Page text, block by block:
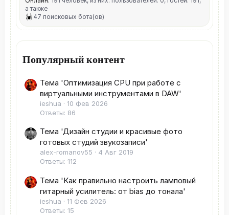
а также
47 поисковых бота(ов)
Популярный контент
Тема 'Оптимизация CPU при работе с
виртуальными инструментами в DAW'
ieshua
10 Фев 2026
Ответы: 86
Тема 'Дизайн студии и красивые фото
готовых студий звукозаписи'
alex-romanov55
4 Авг 2019
Ответы: 112
Тема 'Как правильно настроить ламповый
гитарный усилитель: от bias до тонала'
ieshua
11 Фев 2026
Ответы: 15